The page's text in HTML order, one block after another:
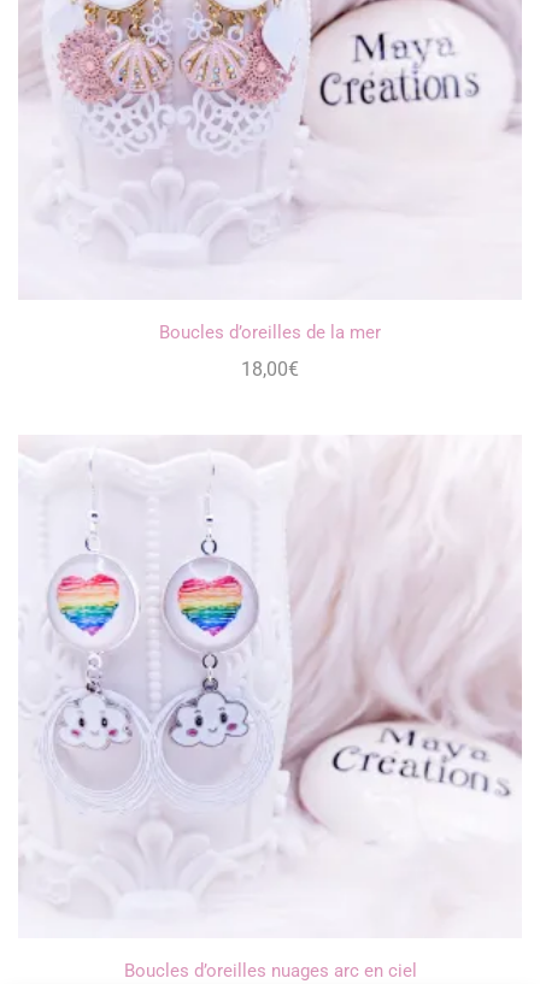
Boucles d’oreilles de la mer
18,00€
Boucles d’oreilles nuages arc en ciel